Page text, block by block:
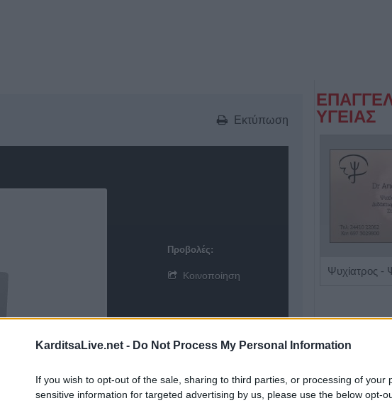
KarditsaLive.net - Do Not Process My Personal Information
If you wish to opt-out of the sale, sharing to third parties, or processing of your
sensitive information for targeted advertising by us, please use the below opt-
Εκτύπωση
Προβολές:
Κοινοποίηση
ΥΓΕΙΑΣ